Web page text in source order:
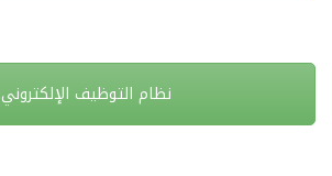
نظام التوظيف الإلكتروني